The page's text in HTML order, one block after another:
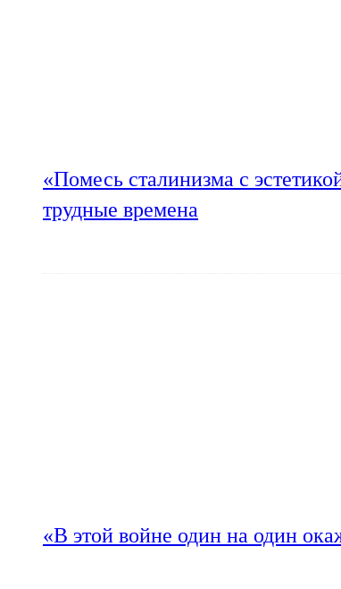
«Помесь сталинизма с
трудные времена
«В этой войне один на один